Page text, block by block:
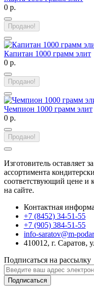
0 р.
Продано!
Капитан 1000 грамм элит
0 р.
Продано!
Чемпион 1000 грамм элит
0 р.
Продано!
Изготовитель оставляет
ассортимента
соответствующий цене и
на сайте.
Контактная
+7 (8452) 34-51-55
+7 (905) 384-51-55
info-saratov@m-
410012, г. Саратов,
Подписаться на рассылку
Подписаться